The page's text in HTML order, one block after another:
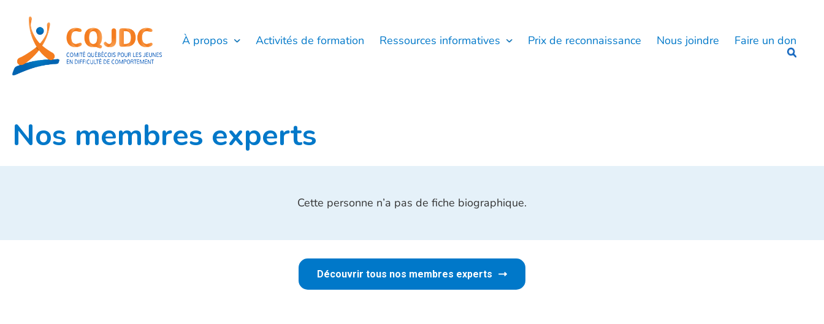
contenu
À propos Activités de formation Ressources informatives Prix de reconnaissance Nous joindre Faire un don
Nos membres experts
Cette personne n’a pas de fiche biographique.
Découvrir tous nos membres experts